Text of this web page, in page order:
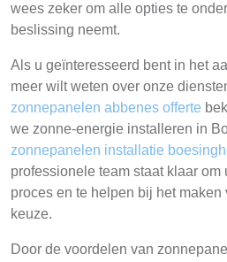
wees zeker om alle opties te
beslissing neemt.
Als u geïnteresseerd bent in het
meer wilt weten over onze
zonnepanelen abbenes offerte
we zonne-energie installeren in
zonnepanelen installatie
professionele team staat klaar
proces en te helpen bij het
keuze.
Door de voordelen van